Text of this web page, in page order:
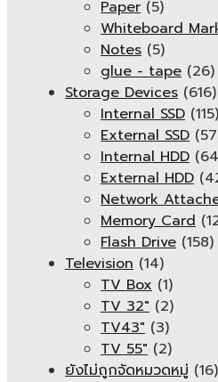
Paper (5)
Whiteboard
Notes (5)
glue - tape (26)
Storage Devices (616)
Internal SSD (115)
External SSD
Internal HDD
External HDD
Network
Memory Card
Flash Drive (158)
Television (14)
TV Box (1)
TV 32" (2)
TV43" (3)
TV 55" (2)
ยังไม่ถูกจัดหมวดหมู่ (16)